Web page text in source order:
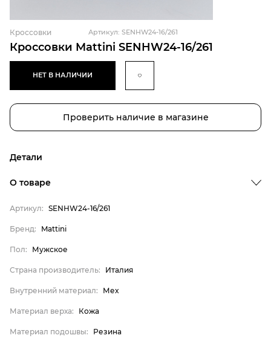
Кроссовки Mattini SENHW24-16/261
Кроссовки Артикул: SENHW24-16/261
НЕТ В НАЛИЧИИ
Проверить наличие в магазине
Детали
Бренд
Пол
Материал стельки
О товаре
Артикул: SENHW24-16/261
Бренд: Mattini
Пол: Мужское
Страна производитель: Италия
Внутренний материал: Мех
Материал верха: Кожа
Материал подошвы: Резина